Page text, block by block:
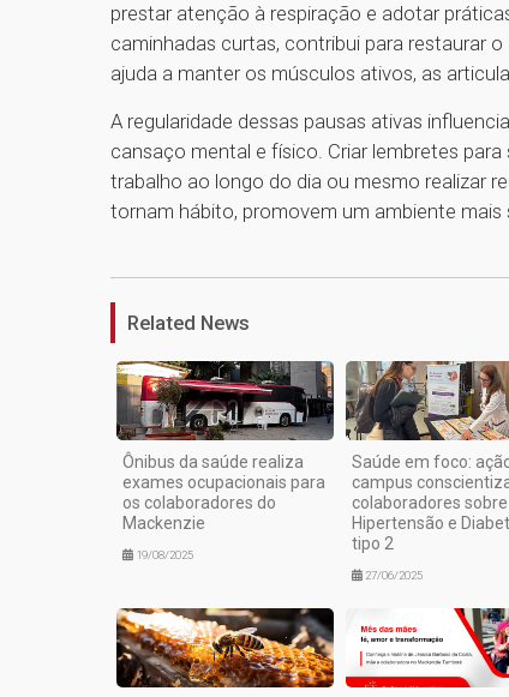
prestar atenção à respiração e adotar
caminhadas curtas, contribui para restaurar
ajuda a manter os músculos ativos, as
A regularidade dessas pausas ativas
cansaço mental e físico. Criar lembretes
trabalho ao longo do dia ou mesmo realizar
tornam hábito, promovem um ambiente
Related News
Ônibus da saúde realiza
exames ocupacionais para
os colaboradores do
Mackenzie
19/08/2025
Saúde em foco:
campus
colaboradores sobre
Hipertensão e
tipo 2
27/06/2025